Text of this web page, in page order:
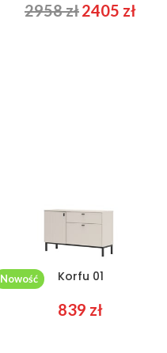
2958zł2405 zł
Korfu 01
839 zł
Nowość